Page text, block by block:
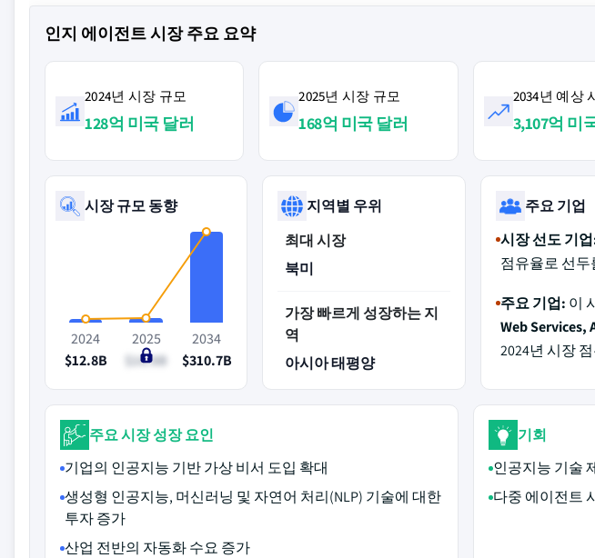
인지 에이전트 시장 주요 요약
2024년 시장 규모
128억 미국 달러
2025년 시장 규모
168억 미국 달러
2034년 예상
3,107억 미
시장 규모 동향
2024
$12.8B
2025
$16.8B
2034
$310.7B
지역별 우위
최대 시장
북미
가장 빠르게 성장하는 지
역
아시아 태평양
주요 기업
시장 선도 기
점유율로 선
주요 기업: 이
Web Services,
2024년 시장
주요 시장 성장 요인
기업의 인공지능 기반 가상 비서 도입 확대
생성형 인공지능, 머신러닝 및 자연어 처리(NLP) 기술에 대한
투자 증가
산업 전반의 자동화 수요 증가
기회
인공지능 기술
다중 에이전트